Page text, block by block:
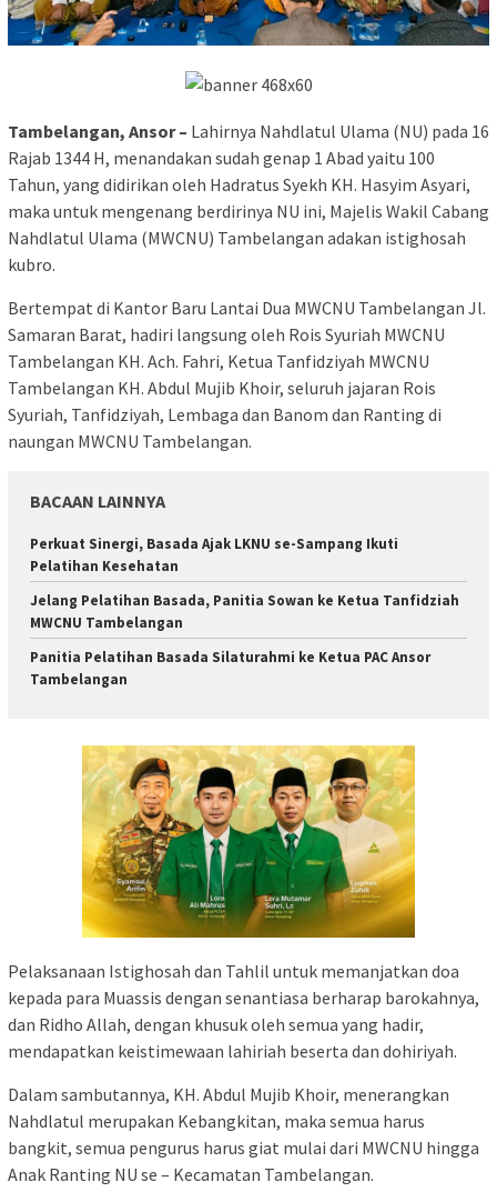
Tambelangan, Ansor – Lahirnya Nahdlatul Ulama (NU) pada 16
Rajab 1344 H, menandakan sudah genap 1 Abad yaitu 100
Tahun, yang didirikan oleh Hadratus Syekh KH. Hasyim Asyari,
maka untuk mengenang berdirinya NU ini, Majelis Wakil Cabang
Nahdlatul Ulama (MWCNU) Tambelangan adakan istighosah
kubro.
Bertempat di Kantor Baru Lantai Dua MWCNU Tambelangan Jl.
Samaran Barat, hadiri langsung oleh Rois Syuriah MWCNU
Tambelangan KH. Ach. Fahri, Ketua Tanfidziyah MWCNU
Tambelangan KH. Abdul Mujib Khoir, seluruh jajaran Rois
Syuriah, Tanfidziyah, Lembaga dan Banom dan Ranting di
naungan MWCNU Tambelangan.
BACAAN LAINNYA
Perkuat Sinergi, Basada Ajak LKNU se-Sampang Ikuti
Pelatihan Kesehatan
Jelang Pelatihan Basada, Panitia Sowan ke Ketua Tanfidziah
MWCNU Tambelangan
Panitia Pelatihan Basada Silaturahmi ke Ketua PAC Ansor
Tambelangan
Pelaksanaan Istighosah dan Tahlil untuk memanjatkan doa
kepada para Muassis dengan senantiasa berharap barokahnya,
dan Ridho Allah, dengan khusuk oleh semua yang hadir,
mendapatkan keistimewaan lahiriah beserta dan dohiriyah.
Dalam sambutannya, KH. Abdul Mujib Khoir, menerangkan
Nahdlatul merupakan Kebangkitan, maka semua harus
bangkit, semua pengurus harus giat mulai dari MWCNU hingga
Anak Ranting NU se – Kecamatan Tambelangan.